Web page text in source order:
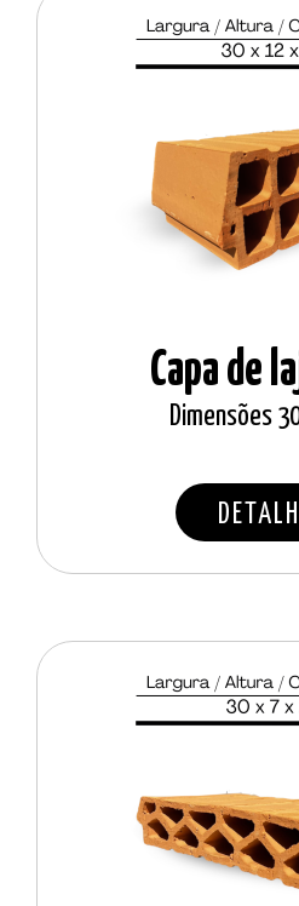
Capa de
Dimensões